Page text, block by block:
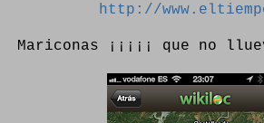
http://
Mariconas ¡¡¡¡¡ que no